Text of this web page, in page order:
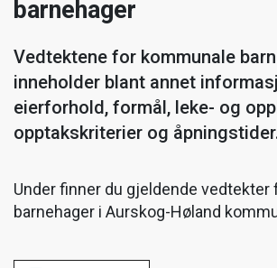
barnehager
Vedtektene for kommunale
inneholder blant annet
eierforhold, formål, leke- og
opptakskriterier og
Under finner du gjeldende vedtekter
barnehager i Aurskog-Høland